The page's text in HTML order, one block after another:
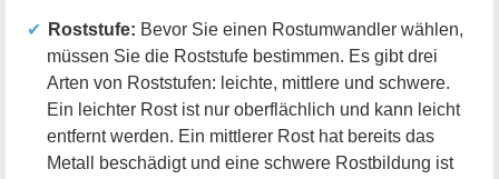
Roststufe: Bevor Sie einen Rostumwandler wählen,
müssen Sie die Roststufe bestimmen. Es gibt drei
Arten von Roststufen: leichte, mittlere und schwere.
Ein leichter Rost ist nur oberflächlich und kann leicht
entfernt werden. Ein mittlerer Rost hat bereits das
Metall beschädigt und eine schwere Rostbildung ist